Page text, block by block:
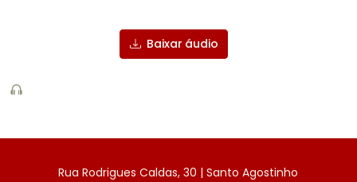
Baixar áudio
Rua Rodrigues Caldas, 30 | Santo Agostinho